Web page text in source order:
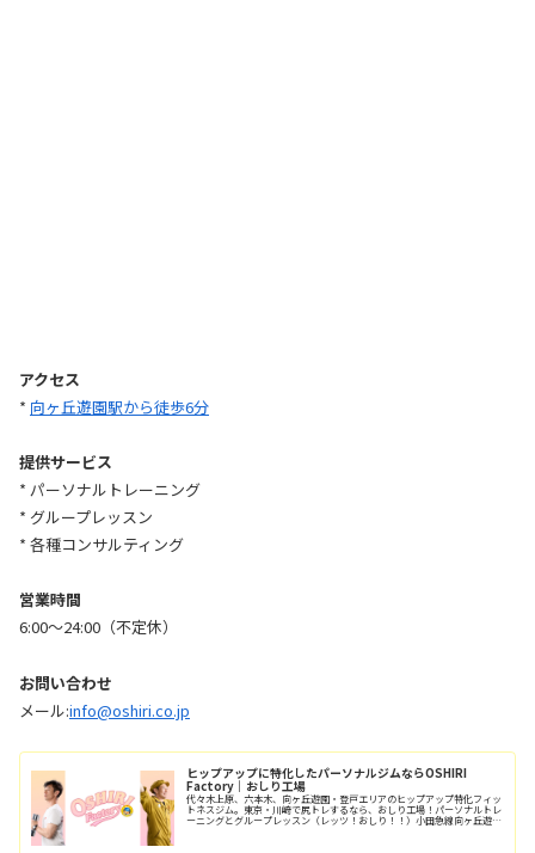
アクセス
* 向ヶ丘遊園駅から徒歩6分
提供サービス
* パーソナルトレーニング
* グループレッスン
* 各種コンサルティング
営業時間
6:00〜24:00（不定休）
お問い合わせ
メール:info@oshiri.co.jp
ヒップアップに特化したパーソナルジムならOSHIRI
Factory｜おしり工場
代々木上原、六本木、向ヶ丘遊園・登戸エリアのヒップアップ特化フィッ
トネスジム。東京・川崎で尻トレするなら、おしり工場！パーソナルトレ
ーニングとグループレッスン（レッツ！おしり！！）小田急線向ヶ丘遊園